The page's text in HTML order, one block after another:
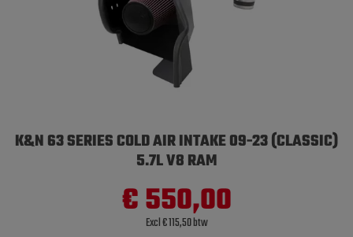
K&N 63 SERIES COLD AIR INTAKE 09-23 (CLASSIC)
5.7L V8 RAM
€ 550,00
Excl € 115,50 btw